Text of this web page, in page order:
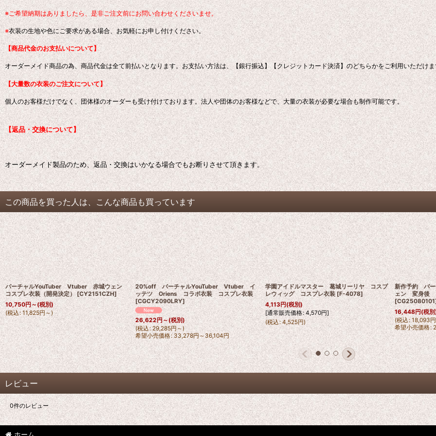
※ご希望納期はありましたら、是非ご注文前にお問い合わせくださいませ。
※衣装の生地や色にご要求がある場合、お気軽にお申し付けください。
【商品代金のお支払いについて】
オーダーメイド商品の為、商品代金は全て前払いとなります。お支払い方法は、【銀行振込】【クレジットカード決済】のどちらかをご利用いただけ
【大量数の衣装のご注文について】
個人のお客様だけでなく、団体様のオーダーも受け付けております。法人や団体のお客様などで、大量の衣装が必要な場合も制作可能です。
【返品・交換について】
オーダーメイド製品のため、返品・交換はいかなる場合でもお断りさせて頂きます。
この商品を買った人は、こんな商品も買っています
バーチャルYouTuber Vtuber 赤城ウェン
コスプレ衣装（開発決定） [CY2151CZH]
10,750円～(税別)
(税込: 11,825円～)
20%off バーチャルYouTuber Vtuber イ
ッテツ Oriens コラボ衣装 コスプレ衣装
[CGCY2090LRY]
26,622円～(税別)
(税込: 29,285円～)
希望小売価格: 33,278円～36,104円
学園アイドルマスター 葛城リーリヤ コスプ
レウィッグ コスプレ衣装 [F-4078]
4,113円(税別)
[通常販売価格: 4,570円]
(税込: 4,525円)
新作予約 バ
ェン 変身後
[CG25080101
16,448円(税
(税込: 18,093円
希望小売価格:
レビュー
0件のレビュー
ホーム